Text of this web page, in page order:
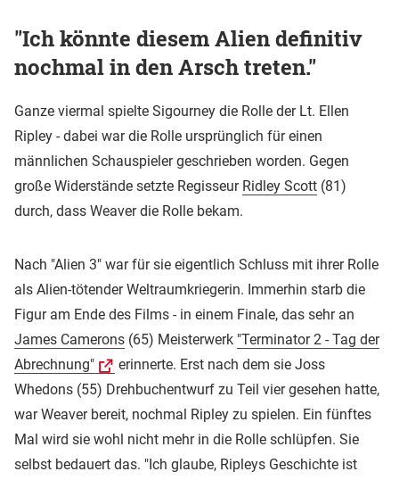
"Ich könnte diesem Alien definitiv
nochmal in den Arsch treten."
Ganze viermal spielte Sigourney die Rolle der Lt. Ellen
Ripley - dabei war die Rolle ursprünglich für einen
männlichen Schauspieler geschrieben worden. Gegen
große Widerstände setzte Regisseur Ridley Scott (81)
durch, dass Weaver die Rolle bekam.
Nach "Alien 3" war für sie eigentlich Schluss mit ihrer Rolle
als Alien-tötender Weltraumkriegerin. Immerhin starb die
Figur am Ende des Films - in einem Finale, das sehr an
James Camerons (65) Meisterwerk "Terminator 2 - Tag der
Abrechnung"
erinnerte. Erst nach dem sie Joss
Whedons (55) Drehbuchentwurf zu Teil vier gesehen hatte,
war Weaver bereit, nochmal Ripley zu spielen. Ein fünftes
Mal wird sie wohl nicht mehr in die Rolle schlüpfen. Sie
selbst bedauert das. "Ich glaube, Ripleys Geschichte ist